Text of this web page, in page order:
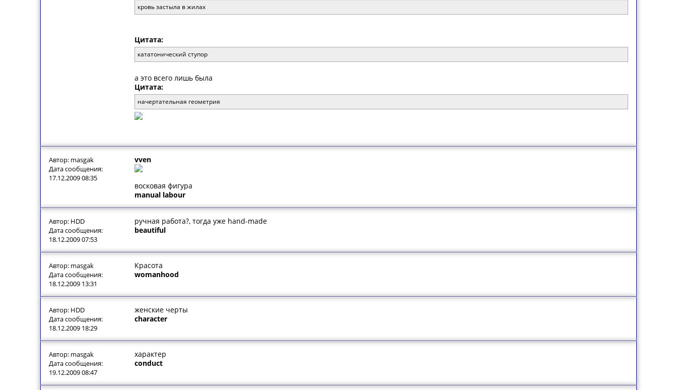
кровь застыла в жилах
Цитата:
кататонический ступор
а это всего лишь была
Цитата:
начертательная геометрия
Автор: masgak
Дата сообщения:
17.12.2009 08:35
vven
восковая фигура
manual labour
Автор: HDD
Дата сообщения:
18.12.2009 07:53
ручная работа?, тогда уже hand-made
beautiful
Автор: masgak
Дата сообщения:
18.12.2009 13:31
Красота
womanhood
Автор: HDD
Дата сообщения:
18.12.2009 18:29
женские черты
character
Автор: masgak
Дата сообщения:
19.12.2009 08:47
характер
conduct